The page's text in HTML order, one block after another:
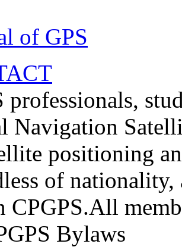
of GPS
professionals,
Navigation
positioning
of nationality,
CPGPS.All
Bylaws